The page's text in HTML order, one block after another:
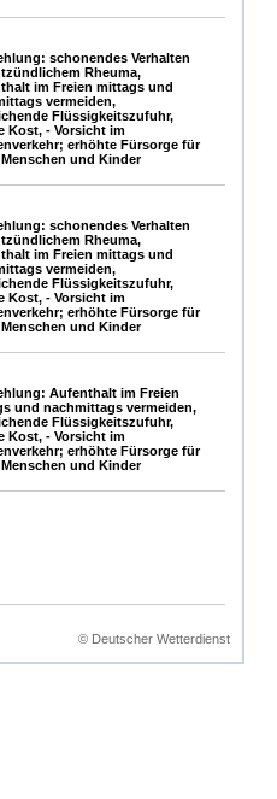
schonendes Verhalten
Rheuma,
im Freien mittags und
vermeiden,
Flüssigkeitszufuhr,
Kost, - Vorsicht im
erhöhte Fürsorge für
und Kinder
schonendes Verhalten
Rheuma,
im Freien mittags und
vermeiden,
Flüssigkeitszufuhr,
Kost, - Vorsicht im
erhöhte Fürsorge für
und Kinder
Aufenthalt im Freien
und nachmittags vermeiden,
Flüssigkeitszufuhr,
Kost, - Vorsicht im
erhöhte Fürsorge für
und Kinder
© Deutscher Wetterdienst